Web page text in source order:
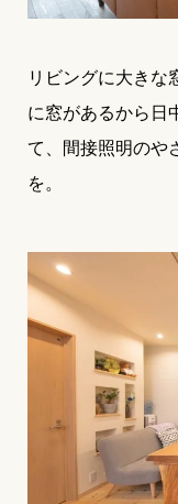
リビングに大きな
に窓があるから日
て、間接照明のや
を。